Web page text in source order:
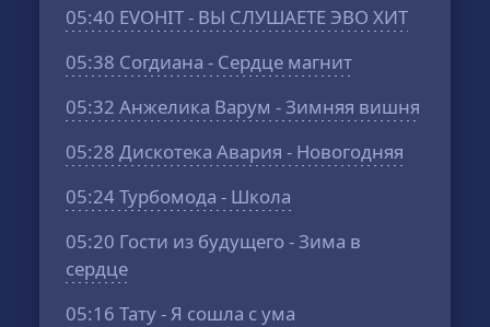
05:40 EVOHIT - ВЫ СЛУШАЕТЕ ЭВО ХИТ
05:38 Согдиана - Сердце магнит
05:32 Анжелика Варум - Зимняя вишня
05:28 Дискотека Авария - Новогодняя
05:24Турбомода - Школа
05:20 Гости из будущего - Зима в
сердце
05:16 Тату - Я сошла с ума